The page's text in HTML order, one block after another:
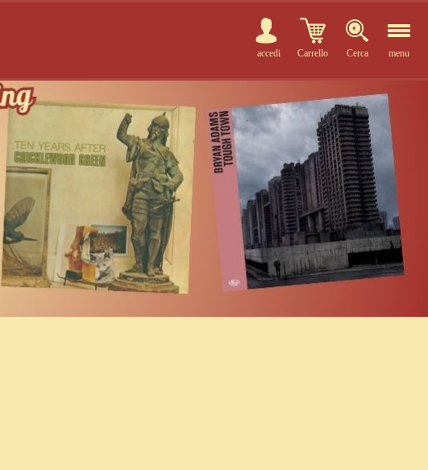
accedi Carrello Cerca menu